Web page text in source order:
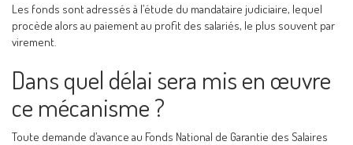
Les fonds sont adressés à l’étude du mandataire judiciaire, lequel
procède alors au paiement au profit des salariés, le plus souvent par
virement.
Dans quel délai sera mis en œuvre
ce mécanisme ?
Toute demande d’avance au Fonds National de Garantie des Salaires